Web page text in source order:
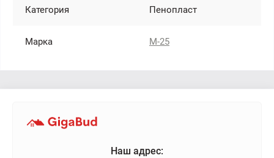
Категория Пенопласт
Марка М-25
Наш адрес: